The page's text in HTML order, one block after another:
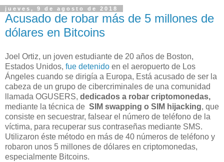
jueves, 9 de agosto de 2018
Acusado de robar más de 5 millones de
dólares en Bitcoins
Joel Ortiz, un joven estudiante de 20 años de Boston,
Estados Unidos, fue detenido en el aeropuerto de Los
Ángeles cuando se dirigía a Europa, Está acusado de ser la
cabeza de un grupo de cibercriminales de una comunidad
llamada OGUSERS, dedicados a robar criptomonedas,
mediante la técnica de SIM swapping o SIM hijacking, que
consiste en secuestrar, falsear el número de teléfono de la
víctima, para recuperar sus contraseñas mediante SMS.
Utilizaron éste método en más de 40 números de teléfono y
robaron unos 5 millones de dólares en criptomonedas,
especialmente Bitcoins.